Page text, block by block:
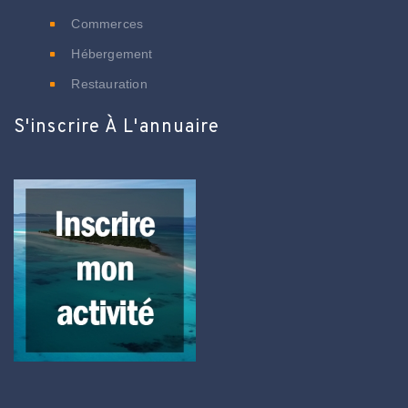
Commerces
Hébergement
Restauration
S'inscrire À L'annuaire